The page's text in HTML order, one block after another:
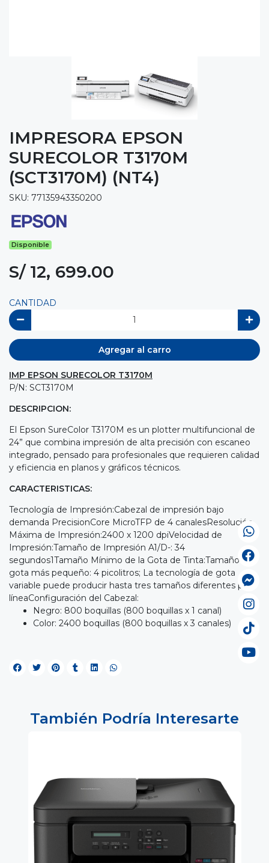
IMPRESORA EPSON
SURECOLOR T3170M
(SCT3170M) (NT4)
SKU: 77135943350200
Disponible
S/ 12, 699.00
CANTIDAD
Agregar al carro
IMP EPSON SURECOLOR T3170M
P/N: SCT3170M
DESCRIPCION:
El Epson SureColor T3170M es un plotter multifuncional de
24” que combina impresión de alta precisión con escaneo
integrado, pensado para profesionales que requieren calidad
y eficiencia en planos y gráficos técnicos.
CARACTERISTICAS:
Tecnología de Impresión:Cabezal de impresión bajo
demanda PrecisionCore MicroTFP de 4 canalesResolución
Máxima de Impresión:2400 x 1200 dpiVelocidad de
Impresión:Tamaño de Impresión A1/D-: 34
segundos1Tamaño Mínimo de la Gota de Tinta:Tamaño de
gota más pequeño: 4 picolitros; La tecnología de gota
variable puede producir hasta tres tamaños diferentes por
líneaConfiguración del Cabezal:
Negro: 800 boquillas (800 boquillas x 1 canal)
Color: 2400 boquillas (800 boquillas x 3 canales)
También Podría Interesarte